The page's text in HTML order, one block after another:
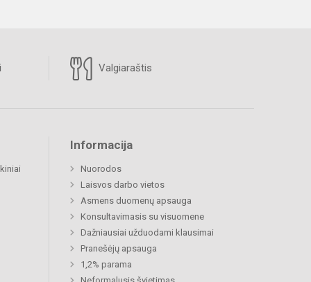
Valgiaraštis
Informacija
Nuorodos
Laisvos darbo vietos
Asmens duomenų apsauga
Konsultavimasis su visuomene
Dažniausiai užduodami klausimai
Pranešėjų apsauga
1,2% parama